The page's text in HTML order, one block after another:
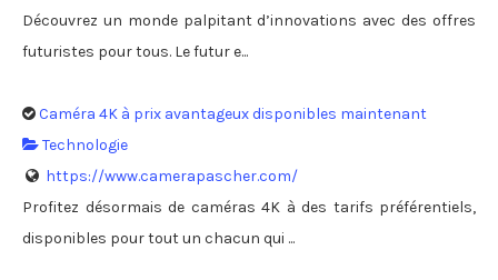
Découvrez un monde palpitant d’innovations avec des offres
futuristes pour tous. Le futur e...
Caméra 4K à prix avantageux disponibles maintenant
Technologie
https://www.camerapascher.com/
Profitez désormais de caméras 4K à des tarifs préférentiels,
disponibles pour tout un chacun qui ...